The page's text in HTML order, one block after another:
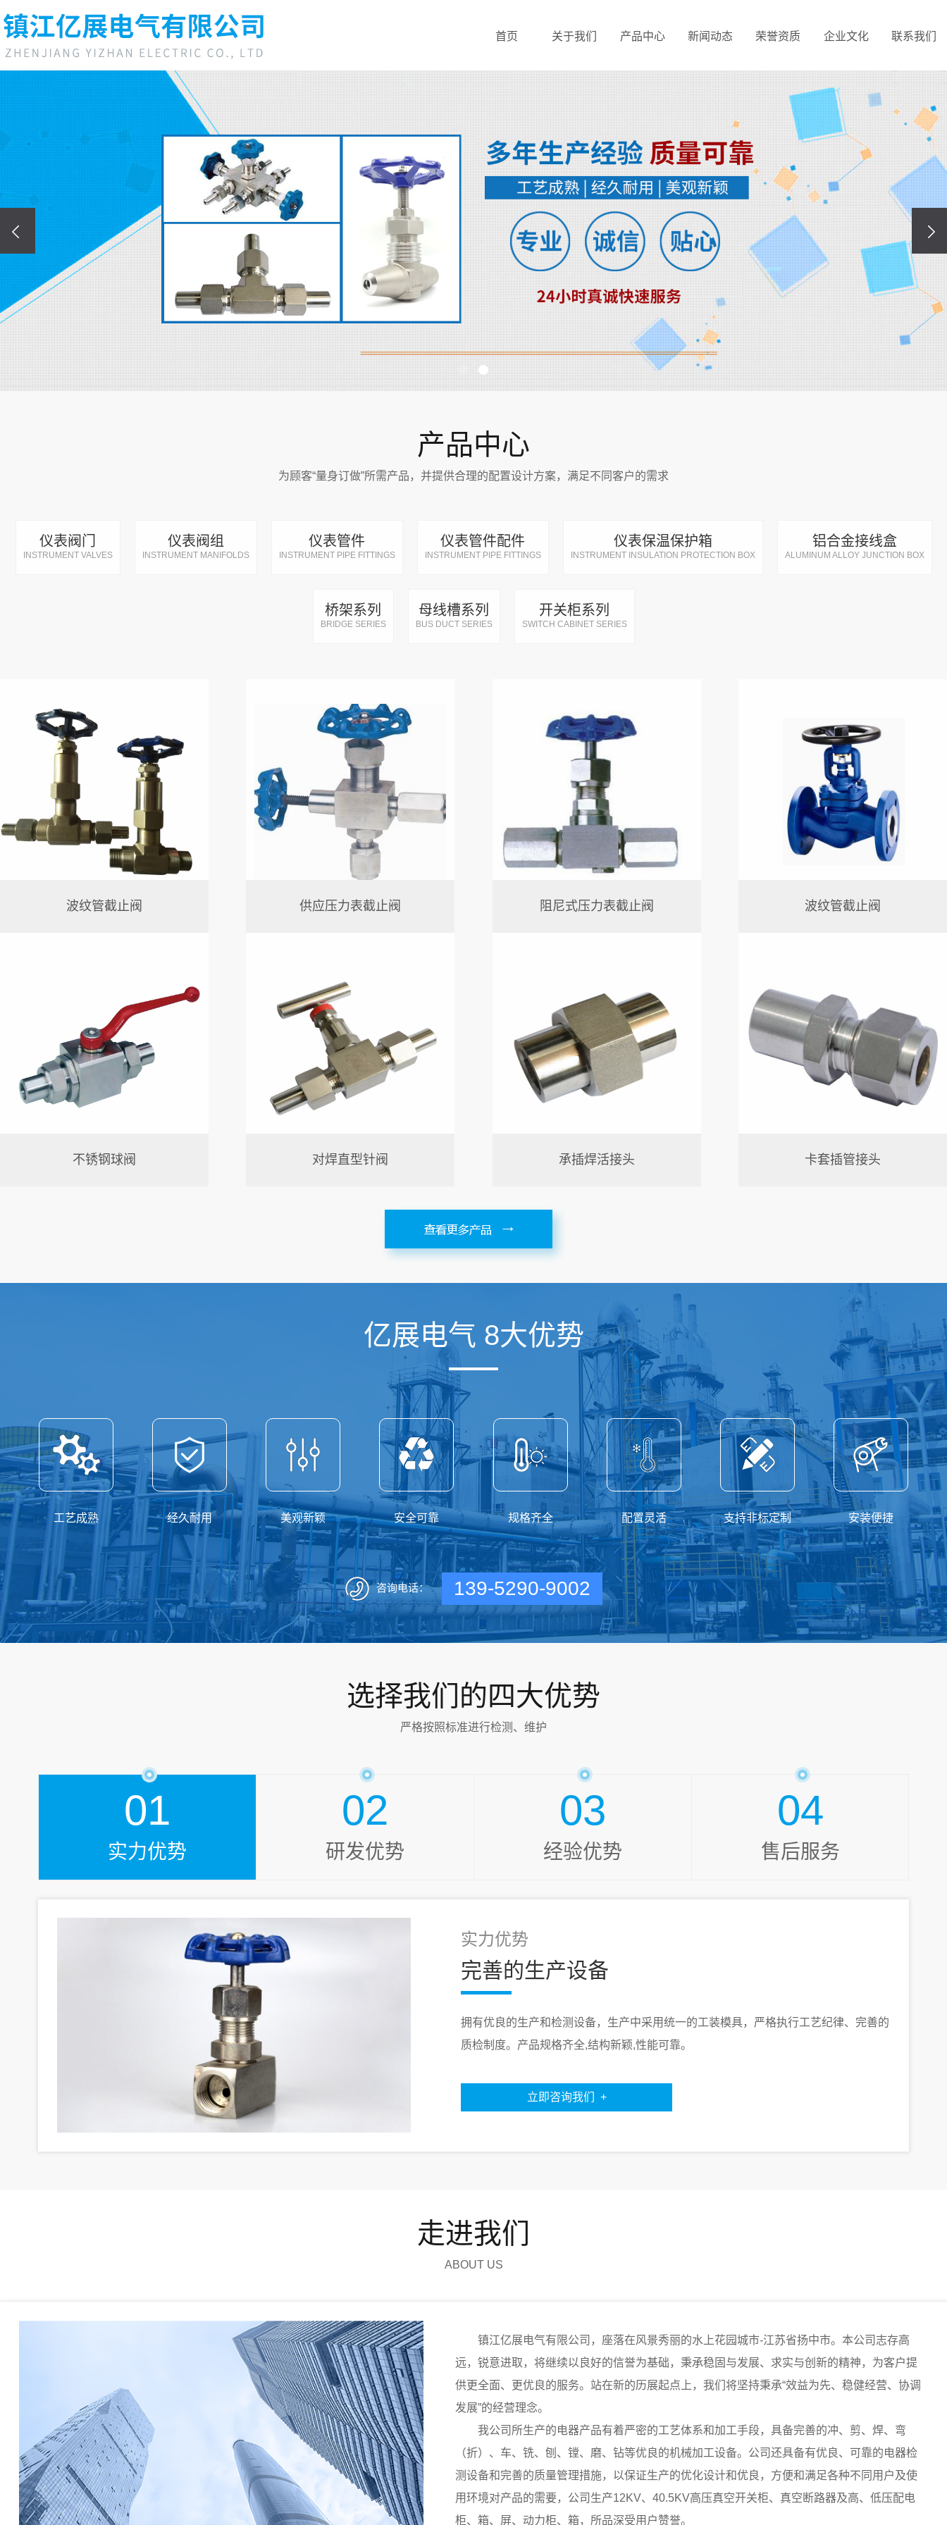
首页 关于我们 产品中心 新闻动态 荣誉资质 企业文化 联系我们
产品中心
为顾客“量身订做”所需产品，并提供合理的配置设计方案，满足不同客户的需求
仪表阀门
INSTRUMENT VALVES
仪表阀组
INSTRUMENT MANIFOLDS
仪表管件
INSTRUMENT PIPE FITTINGS
仪表管件配件
INSTRUMENT PIPE FITTINGS
仪表保温保护箱
INSTRUMENT INSULATION PROTECTION BOX
铝合金接线盒
ALUMINUM ALLOY JUNCTION BOX
桥架系列
BRIDGE SERIES
母线槽系列
BUS DUCT SERIES
开关柜系列
SWITCH CABINET SERIES
波纹管截止阀 供应压力表截止阀 阻尼式压力表截止阀 波纹管截止阀
不锈钢球阀 对焊直型针阀 承插焊活接头 卡套插管接头
亿展电气 8大优势
工艺成熟 经久耐用 美观新颖 安全可靠 规格齐全 配置灵活 支持非标定制 安装便捷
咨询电话： 139-5290-9002
选择我们的四大优势
严格按照标准进行检测、维护
01
实力优势
02
研发优势
03
经验优势
04
售后服务
实力优势
完善的生产设备
拥有优良的生产和检测设备，生产中采用统一的工装模具，严格执行工艺纪律、完善的
质检制度。产品规格齐全,结构新颖,性能可靠。
立即咨询我们 +
走进我们
ABOUT US
镇江亿展电气有限公司，座落在风景秀丽的水上花园城市-江苏省扬中市。本公司志存高
远，锐意进取，将继续以良好的信誉为基础，秉承稳固与发展、求实与创新的精神，为客户提
供更全面、更优良的服务。站在新的历展起点上，我们将坚持秉承“效益为先、稳健经营、协调
发展”的经营理念。
我公司所生产的电器产品有着严密的工艺体系和加工手段，具备完善的冲、剪、焊、弯
（折）、车、铣、刨、镗、磨、钻等优良的机械加工设备。公司还具备有优良、可靠的电器检
测设备和完善的质量管理措施，以保证生产的优化设计和优良，方便和满足各种不同用户及使
用环境对产品的需要，公司生产12KV、40.5KV高压真空开关柜、真空断路器及高、低压配电
柜、箱、屏、动力柜、箱，所品深受用户赞誉。